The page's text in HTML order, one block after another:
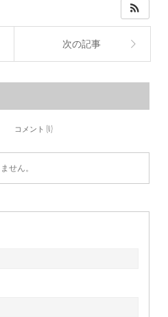
次の記事
コメント (0)
せん。